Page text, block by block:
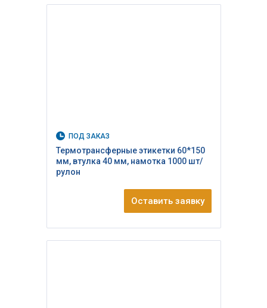
ПОД ЗАКАЗ
Термотрансферные этикетки 60*150
мм, втулка 40 мм, намотка 1000 шт/
рулон
Оставить заявку